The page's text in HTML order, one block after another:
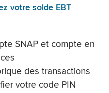
votre solde EBT
SNAP et compte en
des transactions
votre code PIN